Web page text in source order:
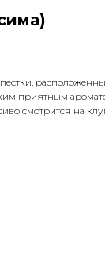
приятным
смотрится на